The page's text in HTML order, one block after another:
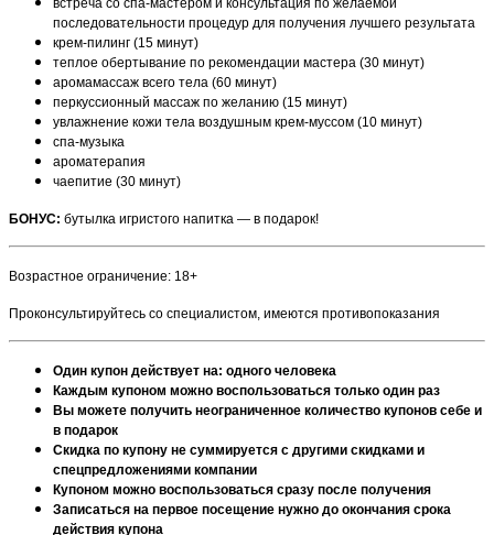
встреча со спа-мастером и консультация по желаемой
последовательности процедур для получения лучшего результата
крем-пилинг (15 минут)
теплое обертывание по рекомендации мастера (30 минут)
аромамассаж всего тела (60 минут)
перкуссионный массаж по желанию (15 минут)
увлажнение кожи тела воздушным крем-муссом (10 минут)
спа-музыка
ароматерапия
чаепитие (30 минут)
БОНУС: бутылка игристого напитка — в подарок!
Возрастное ограничение: 18+
Проконсультируйтесь со специалистом, имеются противопоказания
Один купон действует на: одного человека
Каждым купоном можно воспользоваться только один раз
Вы можете получить неограниченное количество купонов себе и
в подарок
Скидка по купону не суммируется с другими скидками и
спецпредложениями компании
Купоном можно воспользоваться сразу после получения
Записаться на первое посещение нужно до окончания срока
действия купона